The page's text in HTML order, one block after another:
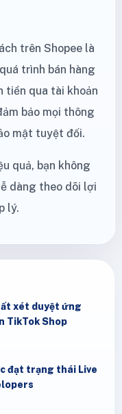
trên Shopee là
trình bán hàng
tiền qua tài khoản
bảo mọi thông
mật tuyệt đối.
quả, bạn không
dàng theo dõi lợi
lý.
xét duyệt ứng
TikTok Shop
đạt trạng thái Live